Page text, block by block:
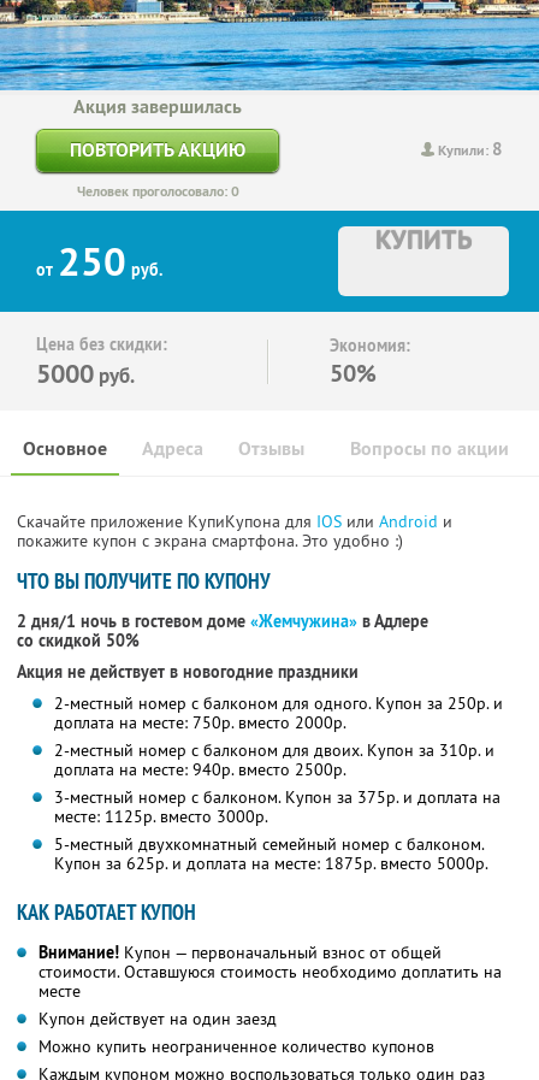
Купили: 8
Акция завершилась
ПОВТОРИТЬ АКЦИЮ
Человек проголосовало: 0
от 250 руб.
КУПИТЬ
Цена без скидки:
5000 руб.
Экономия:
50%
Основное Отзывы Вопросы по акции
Адреса
Скачайте приложение КупиКупона для IOS или Android и
покажите купон с экрана смартфона. Это удобно :)
ЧТО ВЫ ПОЛУЧИТЕ ПО КУПОНУ
2 дня/1 ночь в гостевом доме «Жемчужина» в Адлере
со скидкой 50%
Акция не действует в новогодние праздники
2-местный номер с балконом для одного. Купон за 250р. и
доплата на месте: 750р. вместо 2000р.
2-местный номер с балконом для двоих. Купон за 310р. и
доплата на месте: 940р. вместо 2500р.
3-местный номер с балконом. Купон за 375р. и доплата на
месте: 1125р. вместо 3000р.
5-местный двухкомнатный семейный номер с балконом.
Купон за 625р. и доплата на месте: 1875р. вместо 5000р.
КАК РАБОТАЕТ КУПОН
Внимание! Купон — первоначальный взнос от общей
стоимости. Оставшуюся стоимость необходимо доплатить на
месте
Купон действует на один заезд
Можно купить неограниченное количество купонов
Каждым купоном можно воспользоваться только один раз